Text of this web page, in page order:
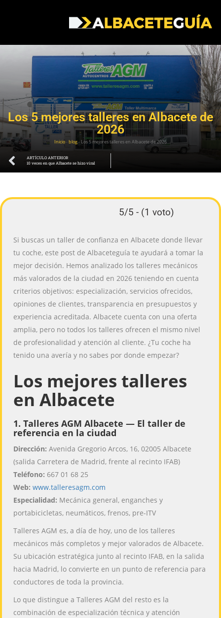
Los 5 mejores talleres en Albacete de
2026
Inicio-blog- Los 5 mejores talleres en Albacete de 2026
ARTÍCULO ANTERIOR
10 veces en que Albacete se hizo viral
5/5 - (1 voto)
Si buscas un taller de confianza en Albacete donde llevar
tu coche, este post de Albaceteguía te ayudará a tomar la
mejor decisión. Hemos analizado los talleres mecánicos
más valorados de la ciudad en 2026 teniendo en cuenta
criterios objetivos: especialización, servicios ofrecidos,
opiniones de clientes, transparencia en presupuestos y
experiencia acreditada. Albacete cuenta con una oferta
amplia, pero no todos los talleres ofrecen el mismo nivel
de profesionalidad y atención al cliente. ¿Tu coche ha
tenido una avería y no sabes por donde empezar?
Los mejores talleres
en Albacete
1. Talleres AGM Albacete — El taller de
referencia en la ciudad
Dirección: Avenida Gregorio Arcos, 16, 02005 Albacete
(salida Carretera de Madrid, frente al recinto IFAB)
Teléfono: 667 01 68 25
Web: www.talleresagm.com
Especialidad: Mecánica general, enganches y
portabicicletas, neumáticos, frenos, pre-ITV
Talleres AGM es, a día de hoy, uno de los talleres
mecánicos más completos y mejor valorados de Albacete.
Su ubicación estratégica junto al recinto IFAB, en la salida
hacia Madrid, lo convierte en un punto de referencia para
conductores de toda la provincia.
Lo que distingue a Talleres AGM del resto es la
combinación de especialización técnica y atención